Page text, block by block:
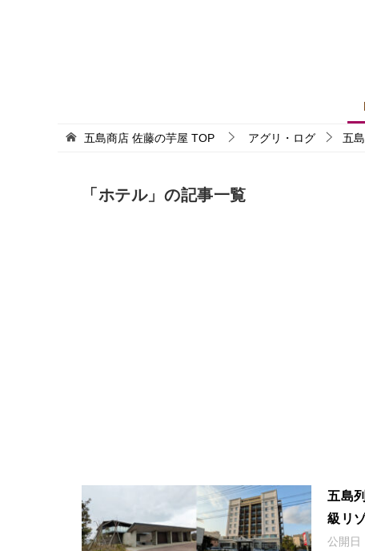
五島商店 佐藤の芋屋 TOP アグリ・ログ 五
「ホテル」の記事一覧
五島
級リ
公開日